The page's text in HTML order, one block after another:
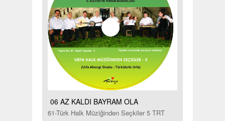
06 AZ KALDI BAYRAM OLA
61-Türk Halk Müziğinden Seçkiler 5 TRT